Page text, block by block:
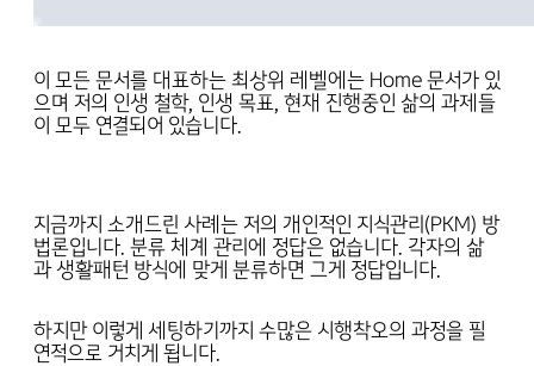
이 모든 문서를 대표하는 최상위 레벨에는 Home 문서가 있
으며 저의 인생 철학, 인생 목표, 현재 진행중인 삶의 과제들
이 모두 연결되어 있습니다.
지금까지 소개드린 사례는 저의 개인적인 지식관리(PKM) 방
법론입니다. 분류 체계 관리에 정답은 없습니다. 각자의 삶
과 생활패턴 방식에 맞게 분류하면 그게 정답입니다.
하지만 이렇게 세팅하기까지 수많은 시행착오의 과정을 필
연적으로 거치게 됩니다.